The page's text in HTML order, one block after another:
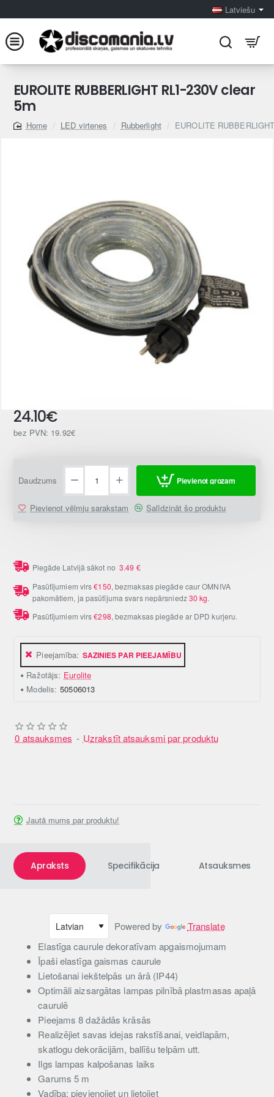
Latviešu
EUROLITE RUBBERLIGHT RL1-230V clear
5m
home
LED virtenes Rubberlight EUROLITE
Pieejamība: SAZINIES PAR PIEEJAMĪBU
Ražotājs: Eurolite
Modelis: 50506013
0 atsauksmes - Uzrakstīt atsauksmi par produktu
24.10€
bez PVN: 19.92€
Daudzums Pievienot grozam
Pievienot vēlmju sarakstam Salīdzināt šo produktu
Piegāde Latvijā sākot no3.49 €
Pasūtījumiem virs€150, bezmaksas piegāde caur OMNIVA
pakomātiem, ja pasūtījuma svars nepārsniedz30 kg.
Pasūtījumiem virs€298, bezmaksas piegāde ar DPD kurjeru.
Jautā mums par produktu!
Apraksts Specifikācija Atsauksmes
Powered by
Translate
Elastīga caurule dekoratīvam apgaismojumam
Īpaši elastīga gaismas caurule
Lietošanai iekštelpās un ārā (IP44)
Optimāli aizsargātas lampas pilnībā plastmasas apaļā
caurulē
Pieejams 8 dažādās krāsās
Realizējiet savas idejas rakstīšanai, veidlapām,
skatlogu dekorācijām, ballīšu telpām utt.
Ilgs lampas kalpošanas laiks
Garums 5 m
Vadība: pievienojiet un lietojiet